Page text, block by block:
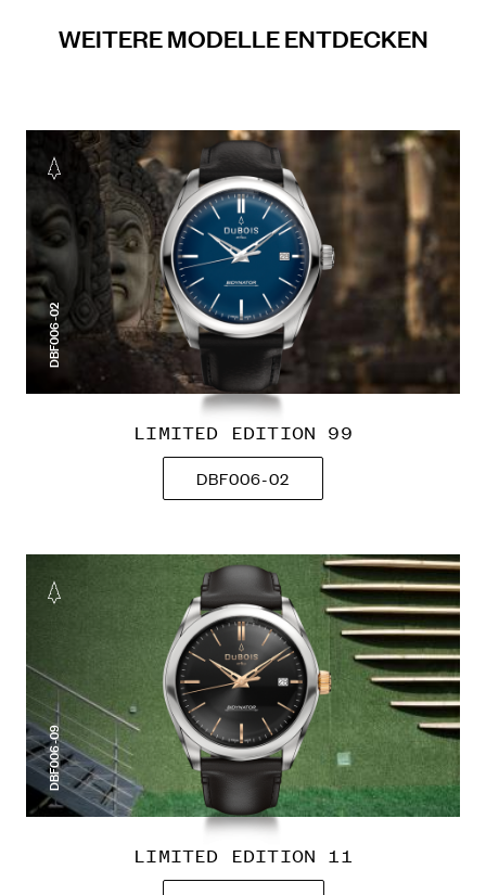
WEITERE MODELLE ENTDECKEN
DBF006-02
LIMITED EDITION 99
DBF006-02
DBF006-09
LIMITED EDITION 11